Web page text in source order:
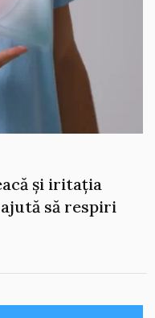
și iritația
să respiri